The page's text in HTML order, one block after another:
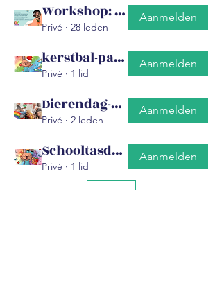
Workshop: maak je eigen beweegkaarten groep
Privé · 28 leden
Aanmelden
kerstbal-pakket
Privé · 1 lid
Aanmelden
Dierendag-pakket
Privé · 2 leden
Aanmelden
Schooltasdans-pakket
Privé · 1 lid
Aanmelden